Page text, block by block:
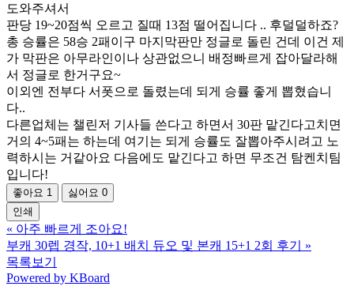
도와주셔서
판당 19~20점씩 오르고 질때 13점 떨어집니다 .. 후덜덜하죠?
총 승률은 58승 2패이구 마지막판만 정글로 돌린 건데 이건 제
가 막판은 아무라인이나 상관없으니 배정빠르게 잡아달라해
서 정글로 한거구요~
이외엔 전부다 서폿으로 돌렸는데 되게 승률 좋게 뽑혔습니
다..
다른업체는 챌린저 기사들 쓴다고 하면서 30판 맡긴다고치면
거의 4~5패는 하는데 여기는 되게 승률도 잘뽑아주시려고 노
력하시는 거같아요 다음에도 맡긴다고 하면 무조건 탐켄치팀
입니다!
좋아요 1 싫어요 0
인쇄
« 아주 빠르게 조아요!
부캐 30렙 경작, 10+1 배치 듀오 및 본캐 15+1 2회 후기
»
목록보기
Powered by KBoard